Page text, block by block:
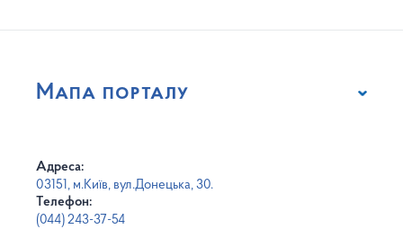
Мапа порталу
Адреса:
03151, м.Київ, вул.Донецька, 30.
Телефон:
(044) 243-37-54